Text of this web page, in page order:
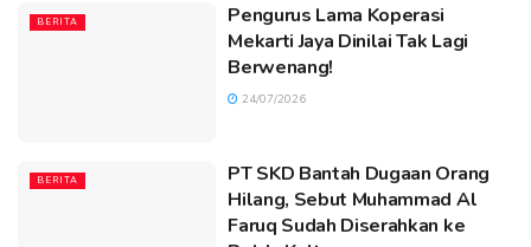
BERITA
Pengurus Lama Koperasi
Mekarti Jaya Dinilai Tak Lagi
Berwenang!
24/07/2026
BERITA
PT SKD Bantah Dugaan Orang
Hilang, Sebut Muhammad Al
Faruq Sudah Diserahkan ke